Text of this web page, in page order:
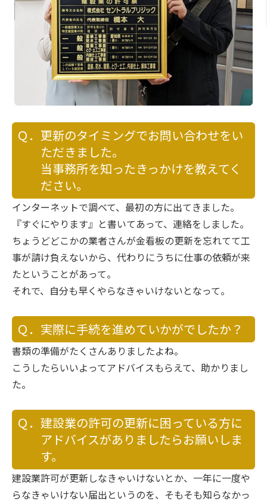
Ｑ．更新のタイミングでお問い合わせをい
ただきました。
当事務所を知ったきっかけを教えてく
ださい。
インターネットで調べて、最初の方に出てきました。
『すぐにやります』と書いてあって、連絡をしました。
ちょうどどこかの業者さんが金看板の更新を忘れてて工
事が請け負えないから、代わりにうちに仕事の依頼が来
たということがあって。
それで、自分も早くやらなきゃいけないとなって。
Ｑ．実際に手続を進めていかがでしたか？
書類の準備がたくさんありましたよね。
こうしたらいいよってアドバイスもらえて、助かりまし
た。
Ｑ．建設業の許可の更新に困っている方に
アドバイスがありましたらお願いしま
す。
建設業許可が更新しなきゃいけないとか、一年に一度や
らなきゃいけない届出というのを、そもそも知らなかっ